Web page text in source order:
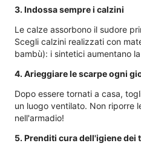
3. Indossa sempre i calzini
Le calze assorbono il sudore
Scegli calzini realizzati con
bambù): i sintetici aumentano
4. Arieggiare le scarpe ogni
Dopo essere tornati a casa,
un luogo ventilato. Non riporre
nell'armadio!
5. Prenditi cura dell'igiene dei